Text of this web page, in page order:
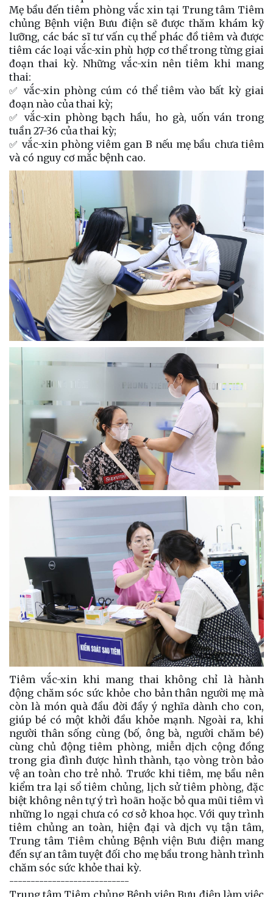
Mẹ bầu đến tiêm phòng vắc xin tại Trung tâm Tiêm
chủng Bệnh viện Bưu điện sẽ được thăm khám kỹ
lưỡng, các bác sĩ tư vấn cụ thể phác đồ tiêm và được
tiêm các loại vắc-xin phù hợp cơ thể trong từng giai
đoạn thai kỳ. Những vắc-xin nên tiêm khi mang
thai:
✅ vắc-xin phòng cúm có thể tiêm vào bất kỳ giai
đoạn nào của thai kỳ;
✅ vắc-xin phòng bạch hầu, ho gà, uốn ván trong
tuần 27-36 của thai kỳ;
✅ vắc-xin phòng viêm gan B nếu mẹ bầu chưa tiêm
và có nguy cơ mắc bệnh cao.
Tiêm vắc-xin khi mang thai không chỉ là hành
động chăm sóc sức khỏe cho bản thân người mẹ mà
còn là món quà đầu đời đầy ý nghĩa dành cho con,
giúp bé có một khởi đầu khỏe mạnh. Ngoài ra, khi
người thân sống cùng (bố, ông bà, người chăm bé)
cùng chủ động tiêm phòng, miễn dịch cộng đồng
trong gia đình được hình thành, tạo vòng tròn bảo
vệ an toàn cho trẻ nhỏ. Trước khi tiêm, mẹ bầu nên
kiểm tra lại sổ tiêm chủng, lịch sử tiêm phòng, đặc
biệt không nên tự ý trì hoãn hoặc bỏ qua mũi tiêm vì
những lo ngại chưa có cơ sở khoa học. Với quy trình
tiêm chủng an toàn, hiện đại và dịch vụ tận tâm,
Trung tâm Tiêm chủng Bệnh viện Bưu điện mang
đến sự an tâm tuyệt đối cho mẹ bầu trong hành trình
chăm sóc sức khỏe thai kỳ.
----------------------------
Trung tâm Tiêm chủng Bệnh viện Bưu điện làm việc